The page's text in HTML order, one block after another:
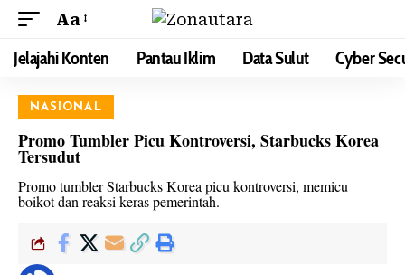
Aa
Jelajahi Konten Pantau Iklim Data Sulut Cyber
NASIONAL
Promo Tumbler Picu Kontroversi, Starbucks Korea
Tersudut
Promo tumbler Starbucks Korea picu kontroversi, memicu
boikot dan reaksi keras pemerintah.